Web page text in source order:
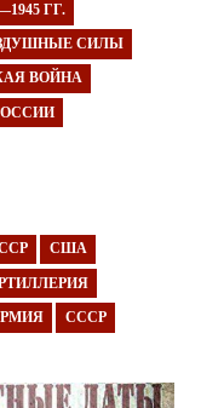
ГГ.
СИЛЫ
ВОЙНА
США
СССР